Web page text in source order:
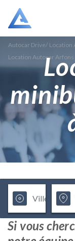
Autocar Drive/ Location
Location Autocar Arfons
Si vous